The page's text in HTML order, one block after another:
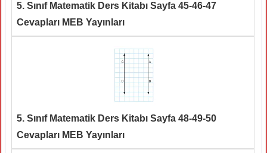
5. Sınıf Matematik Ders Kitabı Sayfa 45-46-47
Cevapları MEB Yayınları
5. Sınıf Matematik Ders Kitabı Sayfa 48-49-50
Cevapları MEB Yayınları